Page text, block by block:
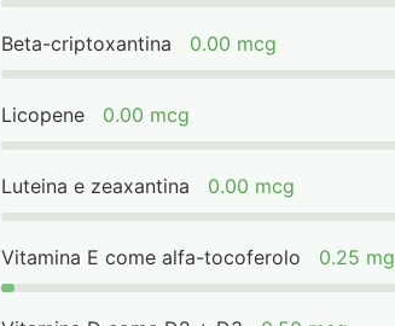
Beta-criptoxantina 0.00 mcg
Licopene 0.00 mcg
Luteina e zeaxantina 0.00 mcg
Vitamina E come alfa-tocoferolo 0.25 mg